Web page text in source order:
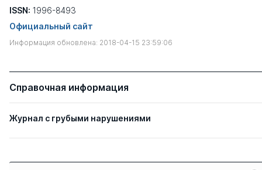
ISSN: 1996-8493
Официальный сайт
Информация обновлена: 2018-04-15 23:59:06
Справочная информация
Журнал с грубыми нарушениями